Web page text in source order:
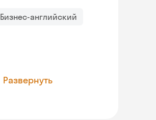
Бизнес-английский
Развернуть